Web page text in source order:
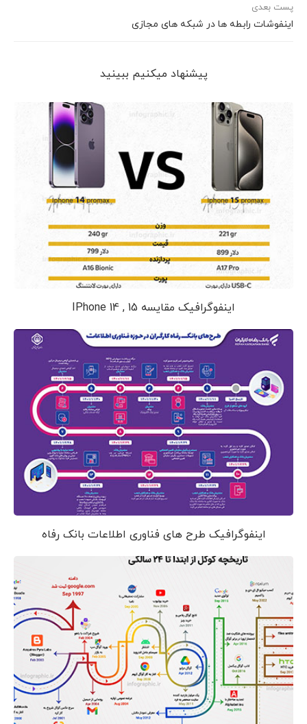
پست بعدی
اینفوشات رابطه ها در شبکه های مجازی
پیشنهاد می‎کنیم ببینید
اینفوگرافیک مقایسه IPhone 14 , 15
اینفوگرافیک طرح های فناوری اطلاعات بانک رفاه